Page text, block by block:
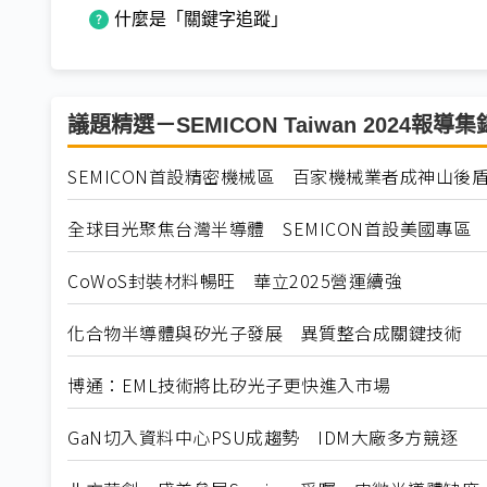
什麼是「關鍵字追蹤」
議題精選－SEMICON Taiwan 2024報導集
SEMICON首設精密機械區 百家機械業者成神山後
全球目光聚焦台灣半導體 SEMICON首設美國專區
CoWoS封裝材料暢旺 華立2025營運續強
化合物半導體與矽光子發展 異質整合成關鍵技術
博通：EML技術將比矽光子更快進入市場
GaN切入資料中心PSU成趨勢 IDM大廠多方競逐